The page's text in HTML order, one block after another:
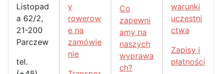
Listopad
a 62/2,
21-200
Parczew
tel.
y
rowerow
e na
zamówie
nie
Co
zapewni
amy na
naszych
wyprawa
ch?
warunki
uczestni
ctwa
Zapisy i
płatności